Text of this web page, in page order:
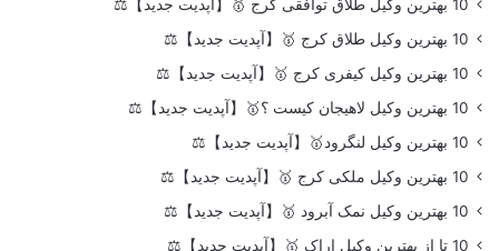
10 بهترین وکیل طلاق توافقی کرج 🥇【آپدیت جدید】⚖️
10 بهترین وکیل طلاق کرج 🥇【آپدیت جدید】⚖️
10 بهترین وکیل کیفری کرج 🥇【آپدیت جدید】⚖️
10 بهترین وکیل لاهیجان کیست ؟🥇【آپدیت جدید】⚖️
10 بهترین وکیل لنگرود🥇【آپدیت جدید】⚖️
10 بهترین وکیل ملکی کرج 🥇【آپدیت جدید】⚖️
10 بهترین وکیل نمک آبرود 🥇【آپدیت جدید】⚖️
10 تا از بهترین وکیل اراک 🥇【آپدیت جدید】⚖️